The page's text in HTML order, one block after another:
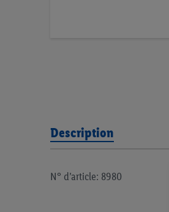
Description
N° d’article: 8980